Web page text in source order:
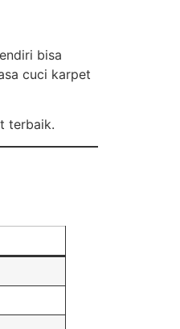
bisa
cuci karpet
terbaik.